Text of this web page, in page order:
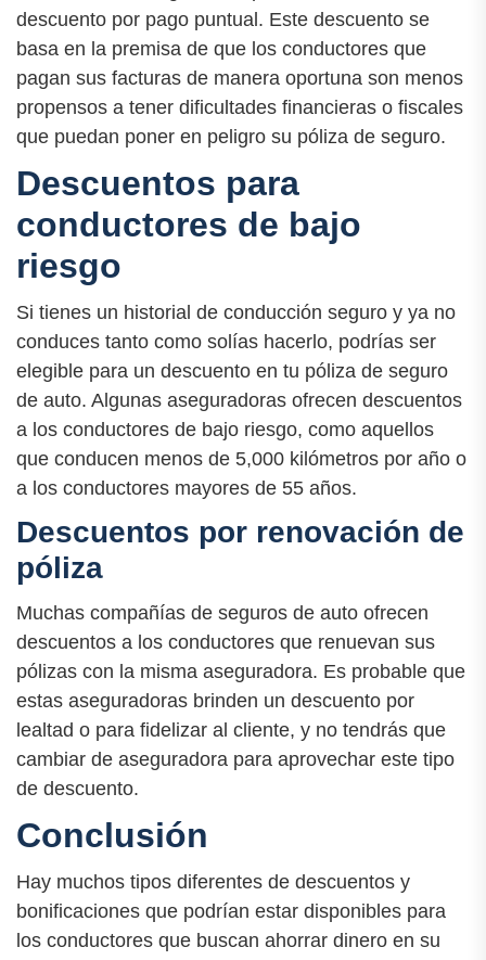
descuento por pago puntual. Este descuento se
basa en la premisa de que los conductores que
pagan sus facturas de manera oportuna son menos
propensos a tener dificultades financieras o fiscales
que puedan poner en peligro su póliza de seguro.
Descuentos para
conductores de bajo
riesgo
Si tienes un historial de conducción seguro y ya no
conduces tanto como solías hacerlo, podrías ser
elegible para un descuento en tu póliza de seguro
de auto. Algunas aseguradoras ofrecen descuentos
a los conductores de bajo riesgo, como aquellos
que conducen menos de 5,000 kilómetros por año o
a los conductores mayores de 55 años.
Descuentos por renovación de
póliza
Muchas compañías de seguros de auto ofrecen
descuentos a los conductores que renuevan sus
pólizas con la misma aseguradora. Es probable que
estas aseguradoras brinden un descuento por
lealtad o para fidelizar al cliente, y no tendrás que
cambiar de aseguradora para aprovechar este tipo
de descuento.
Conclusión
Hay muchos tipos diferentes de descuentos y
bonificaciones que podrían estar disponibles para
los conductores que buscan ahorrar dinero en su